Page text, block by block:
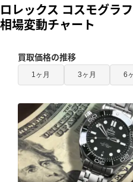
ロレックス コスモグラ
相場変動チャート
買取価格の推移
1ヶ月 3ヶ月 6